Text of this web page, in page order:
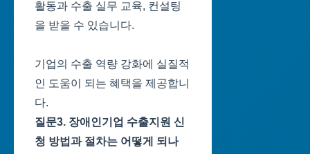
활동과 수출 실무 교육, 컨설팅
을 받을 수 있습니다.
기업의 수출 역량 강화에 실질적
인 도움이 되는 혜택을 제공합니
다.
질문3. 장애인기업 수출지원 신
청 방법과 절차는 어떻게 되나